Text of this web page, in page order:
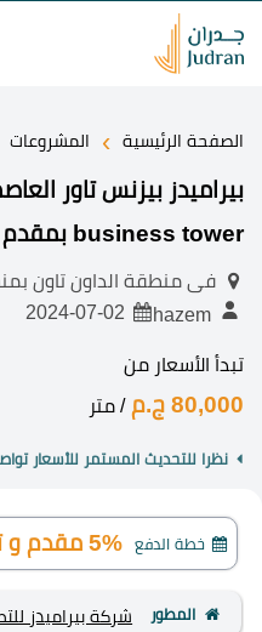
الصفحة الرئيسية › المشروعات
business tower بمقدم 5%
فى منطقة الداون تاون
تبدأ الأسعار من
80,000 ج.م / متر
نظرا للتحديث المستمر للأسعار
خطة الدفع 5% مقدم و تقسيط حتي 8 سنوات
المطور شركة بيراميدز